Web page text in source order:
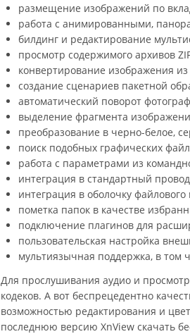
размещение изображений по
работа с анимированными,
билдинг и редактирование
просмотр содержимого архивов
конвертирование изображения
создание сценариев пакетной
автоматический поворот
выделение фрагмента
преобразование в черно-белое,
поиск подобных графических
работа с параметрами из
интеграция в стандартный
интеграция в оболочку
пометка папок в качестве
подключение плагинов для
пользовательская настройка
мультиязычная поддержка, в том
Для прослушивания аудио и
кодеков. А вот беспрецедентно
возможностью редактирования и
последнюю версию XnView скачать